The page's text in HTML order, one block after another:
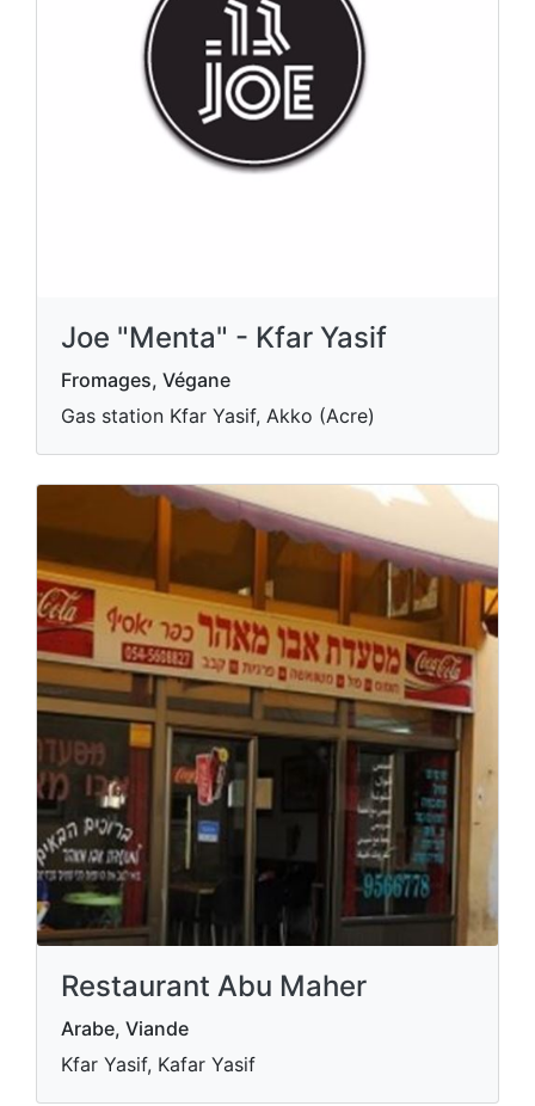
Joe "Menta" - Kfar Yasif
Fromages, Végane
Gas station Kfar Yasif, Akko (Acre)
Restaurant Abu Maher
Arabe, Viande
Kfar Yasif, Kafar Yasif